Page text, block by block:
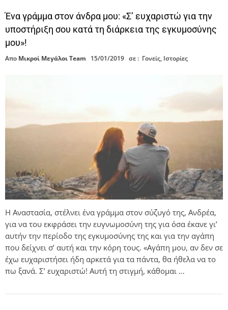
Ένα γράμμα στον άνδρα μου: «Σ’ ευχαριστώ για την
υποστήριξη σου κατά τη διάρκεια της εγκυμοσύνης
μου»!
Απο Μικροί Μεγάλοι Team 15/01/2019 σε : Γονείς, Ιστορίες
H Αναστασία, στέλνει ένα γράμμα στον σύζυγό της, Ανδρέα,
για να του εκφράσει την ευγνωμοσύνη της για όσα έκανε γι’
αυτήν την περίοδο της εγκυμοσύνης της και για την αγάπη
που δείχνει σ’ αυτή και την κόρη τους. «Αγάπη μου, αν δεν σε
έχω ευχαριστήσει ήδη αρκετά για τα πάντα, θα ήθελα να το
πω ξανά. Σ’ ευχαριστώ! Αυτή τη στιγμή, κάθομαι …